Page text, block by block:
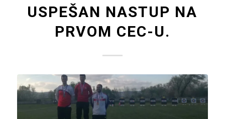
USPEŠAN NASTUP NA
PRVOM CEC-U.